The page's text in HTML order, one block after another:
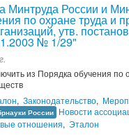
Минтруда России и
по охране труда и
утв.
№ 1/29"
из Порядка обучения
, Законодательство,
России Новости
отношения, Эталон